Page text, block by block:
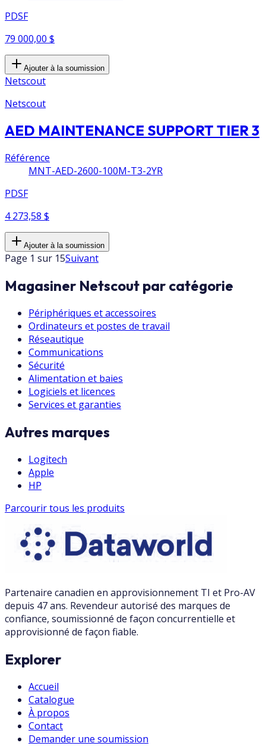
PDSF
79 000,00 $
Ajouter à la soumission
Netscout
Netscout
AED MAINTENANCE SUPPORT TIER 3
Référence
MNT-AED-2600-100M-T3-2YR
PDSF
4 273,58 $
Ajouter à la soumission
Page 1 sur 15Suivant
Magasiner Netscout par catégorie
Périphériques et accessoires
Ordinateurs et postes de travail
Réseautique
Communications
Sécurité
Alimentation et baies
Logiciels et licences
Services et garanties
Autres marques
Logitech
Apple
HP
Parcourir tous les produits
Partenaire canadien en approvisionnement TI et Pro-AV
depuis 47 ans. Revendeur autorisé des marques de
confiance, soumissionné de façon concurrentielle et
approvisionné de façon fiable.
Explorer
Accueil
Catalogue
À propos
Contact
Demander une soumission